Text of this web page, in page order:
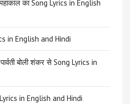
का Song Lyrics in English
in English and Hindi
बोली शंकर से Song Lyrics in
in English and Hindi